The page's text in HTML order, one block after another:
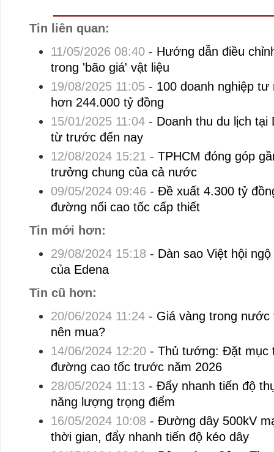
Tin liên quan:
11/05/2026 08:40- Hướng dẫn điều
trong 'bão giá' vật liệu
19/08/2025 11:05- 100 doanh nghiệp tư
hơn 244.000 tỷ đồng
15/01/2025 11:04- Doanh thu du lịch tại
từ trước đến nay
12/08/2024 15:21 - TPHCM đóng góp
trưởng chung của cả nước
09/05/2024 09:46 - Đề xuất 4.300 tỷ
đường nối cao tốc cấp thiết
Tin mới hơn:
29/08/2024 15:18 - Dàn sao Việt hội
của Edena
Tin cũ hơn:
20/06/2024 11:24- Giá vàng trong
nên mua?
14/06/2024 12:20- Thủ tướng: Đặt mục
đường cao tốc trước năm 2026
28/05/2024 11:13 - Đẩy nhanh tiến độ
năng lượng trọng điểm
16/05/2024 10:08 - Đường dây 500kV
thời gian, đẩy nhanh tiến độ kéo dây